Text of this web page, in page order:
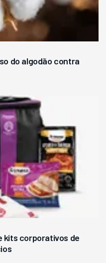
do algodão contra
kits corporativos de